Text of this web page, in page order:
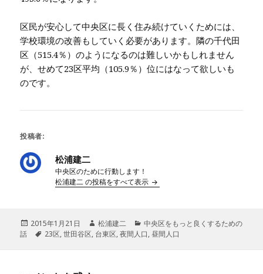
区民が安心して中央区に長く住み続けていくためには、
学校環境の改善もしていく必要があります。隣の千代田
区（515.4％）のようになるのは難しいかもしれません
が、せめて23区平均（105.9％）位にはなって欲しいも
のです。
投稿者:
松浦建二
中央区のために行動します！
松浦建二 の投稿をすべて表示
投
稿
2015年1月21日
作
成
松浦建二
カ
テ
中央区をもっと良くするための
話
タ
23区,世田谷区, 台東区,夜間人口,昼間人口